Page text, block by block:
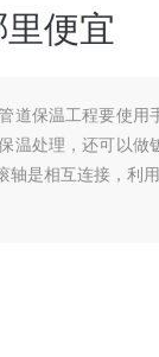
便宜
道保温工程要使用
温处理，还可以做
轴是相互连接，利